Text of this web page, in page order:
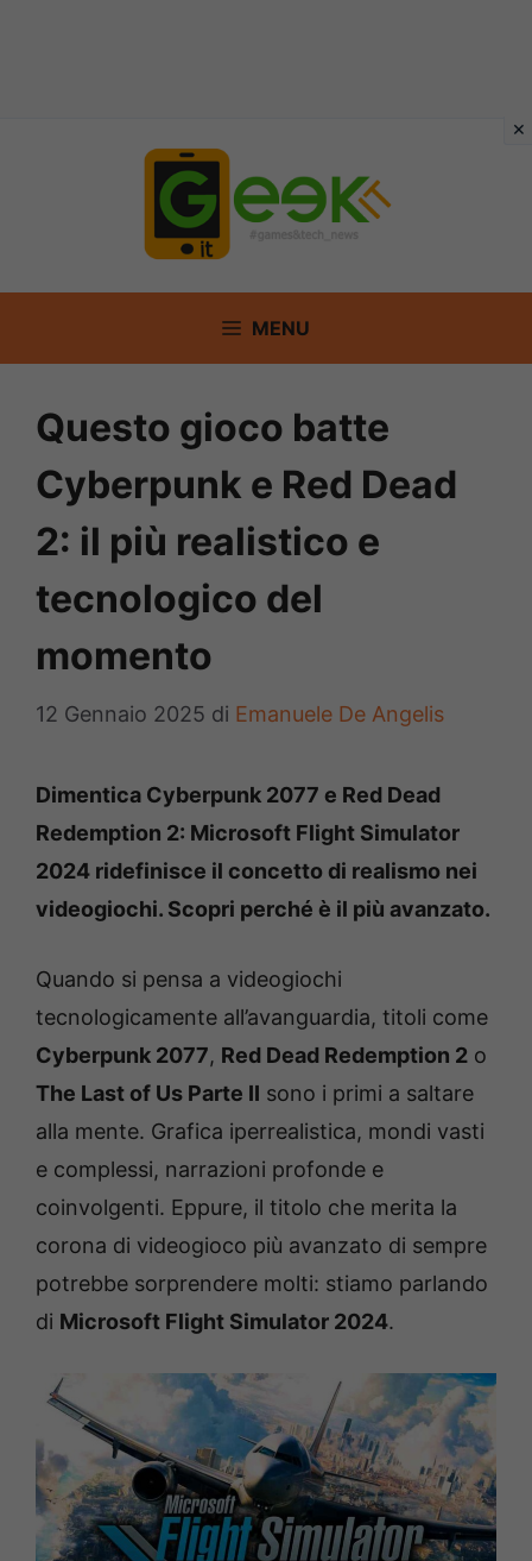
MENU
Questo gioco batte
Cyberpunk e Red Dead
2: il più realistico e
tecnologico del
momento
12 Gennaio 2025 di Emanuele De Angelis
Dimentica Cyberpunk 2077 e Red Dead
Redemption 2: Microsoft Flight Simulator
2024 ridefinisce il concetto di realismo nei
videogiochi. Scopri perché è il più avanzato.
Quando si pensa a videogiochi
tecnologicamente all’avanguardia, titoli come
Cyberpunk 2077, Red Dead Redemption 2 o
The Last of Us Parte II sono i primi a saltare
alla mente. Grafica iperrealistica, mondi vasti
e complessi, narrazioni profonde e
coinvolgenti. Eppure, il titolo che merita la
corona di videogioco più avanzato di sempre
potrebbe sorprendere molti: stiamo parlando
di Microsoft Flight Simulator 2024.